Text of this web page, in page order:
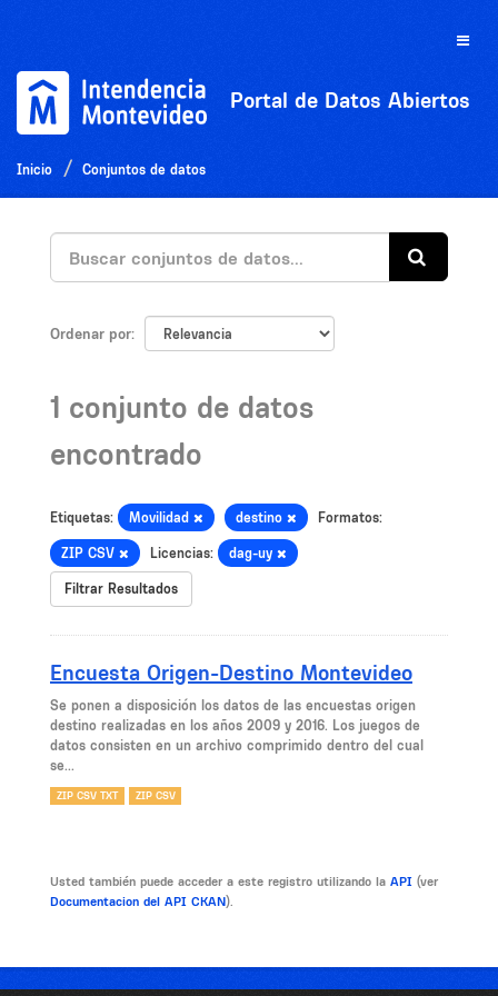
Toggle
Portal de Datos Abiertos
Inicio Conjuntos de datos
Ordenar por
1 conjunto de datos
encontrado
Etiquetas: Movilidad destino Formatos:
ZIP CSV Licencias: dag-uy
Filtrar Resultados
Encuesta Origen-Destino Montevideo
Se ponen a disposición los datos de las encuestas origen
destino realizadas en los años 2009 y 2016. Los juegos de
datos consisten en un archivo comprimido dentro del cual
se...
ZIP CSV TXT ZIP CSV
Usted también puede acceder a este registro utilizando la API (ver
Documentacion del API CKAN).